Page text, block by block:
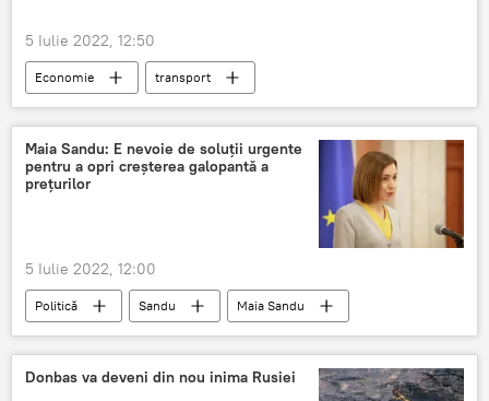
5 Iulie 2022, 12:50
Economie
transport
transport rutier
transport auto
Maia Sandu: E nevoie de soluții urgente
pentru a opri creșterea galopantă a
prețurilor
5 Iulie 2022, 12:00
Politică Sandu
Maia Sandu
Atena
Ucraineni Moldova-Ucraina
Donbas va deveni din nou inima Rusiei